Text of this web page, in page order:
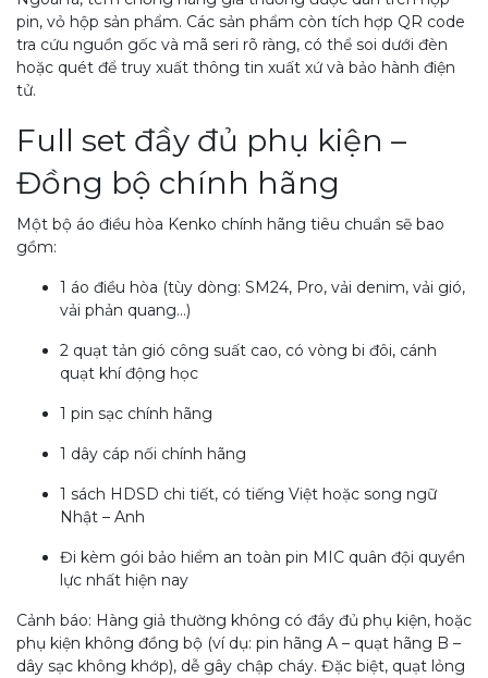
pin, vỏ hộp sản phẩm. Các sản phẩm còn tích hợp QR code
tra cứu nguồn gốc và mã seri rõ ràng, có thể soi dưới đèn
hoặc quét để truy xuất thông tin xuất xứ và bảo hành điện
tử.
Full set đầy đủ phụ kiện –
Đồng bộ chính hãng
Một bộ áo điều hòa Kenko chính hãng tiêu chuẩn sẽ bao
gồm:
1 áo điều hòa (tùy dòng: SM24, Pro, vải denim, vải gió,
vải phản quang…)
2 quạt tản gió công suất cao, có vòng bi đôi, cánh
quạt khí động học
1 pin sạc chính hãng
1 dây cáp nối chính hãng
1 sách HDSD chi tiết, có tiếng Việt hoặc song ngữ
Nhật – Anh
Đi kèm gói bảo hiểm an toàn pin MIC quân đội quyền
lực nhất hiện nay
Cảnh báo: Hàng giả thường không có đầy đủ phụ kiện, hoặc
phụ kiện không đồng bộ (ví dụ: pin hãng A – quạt hãng B –
dây sạc không khớp), dễ gây chập cháy. Đặc biệt, quạt lỏng